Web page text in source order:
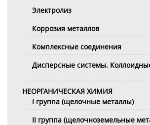
Электролиз
Коррозия металлов
Комплексные соединения
Дисперсные системы.
НЕОРГАНИЧЕСКАЯ ХИМИЯ
I группа (щелочные металлы)
II группа (щелочноземельные